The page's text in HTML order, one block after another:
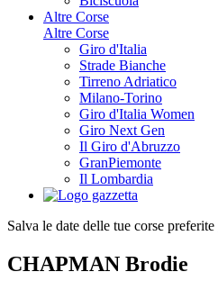
Altre Corse
Altre Corse
Giro d'Italia
Strade Bianche
Tirreno Adriatico
Milano-Torino
Giro d'Italia Women
Giro Next Gen
Il Giro d'Abruzzo
GranPiemonte
Il Lombardia
Salva le date delle tue corse preferite
CHAPMAN Brodie